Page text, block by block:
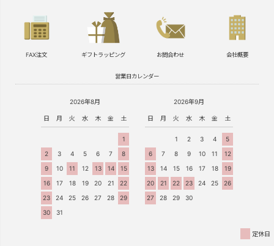
FAX注文 ギフトラッピング お問合わせ 会社概要
営業日カレンダー
2026年8月
日 月 火 水 木 金 土
1
2
3 4 5 6 7
8
9
10 11 12 13 14
15
16
17 18 19 20 21
22
23
24 25 26 27 28
29
30
31
2026年9月
日 月 火 水 木 金 土
1 2 3 4
5
6
7 8 9 10 11
12
13
14 15 16 17 18
19
20
21 22 23 24 25
26
27
28 29 30
定休日